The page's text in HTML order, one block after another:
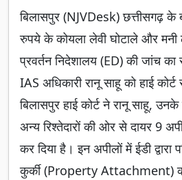
बिलासपुर (NJVDesk) छत्तीसगढ़ के
रुपये के कोयला लेवी घोटाले और मनी
प्रवर्तन निदेशालय (ED) की जांच का
IAS अधिकारी रानू साहू को हाई
बिलासपुर हाई कोर्ट ने रानू साहू,
अन्य रिश्तेदारों की ओर से दायर 9
कर दिया है। इन अपीलों में ईडी द्वारा
कुर्की (Property Attachment) की